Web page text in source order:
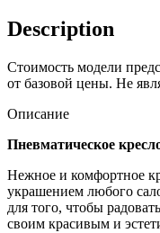
Description
Стоимость модели
от базовой цены. Не
Описание
Пневматическое
Нежное и комфортное
украшением любого
для того, чтобы
своим красивым и